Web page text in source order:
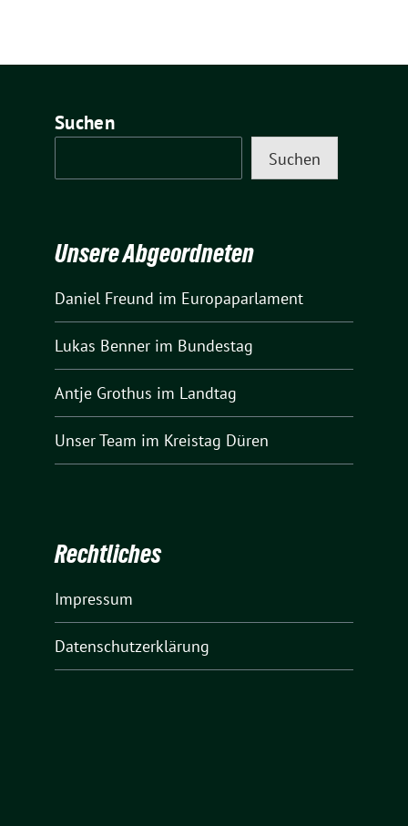
Suchen
Suchen
Unsere Abgeordneten
Daniel Freund im Europaparlament
Lukas Benner im Bundestag
Antje Grothus im Landtag
Unser Team im Kreistag Düren
Rechtliches
Impressum
Datenschutzerklärung